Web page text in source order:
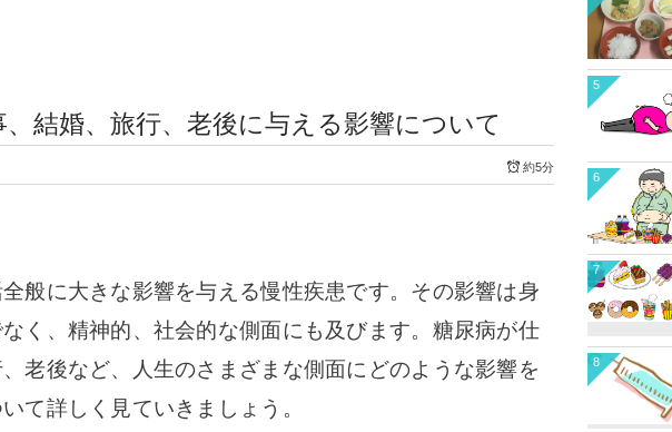
結婚、旅行、老後に与える影響について
約5分
般に大きな影響を与える慢性疾患です。その影響は身
く、精神的、社会的な側面にも及びます。糖尿病が仕
老後など、人生のさまざまな側面にどのような影響を
て詳しく見ていきましょう。
5
6
7
8